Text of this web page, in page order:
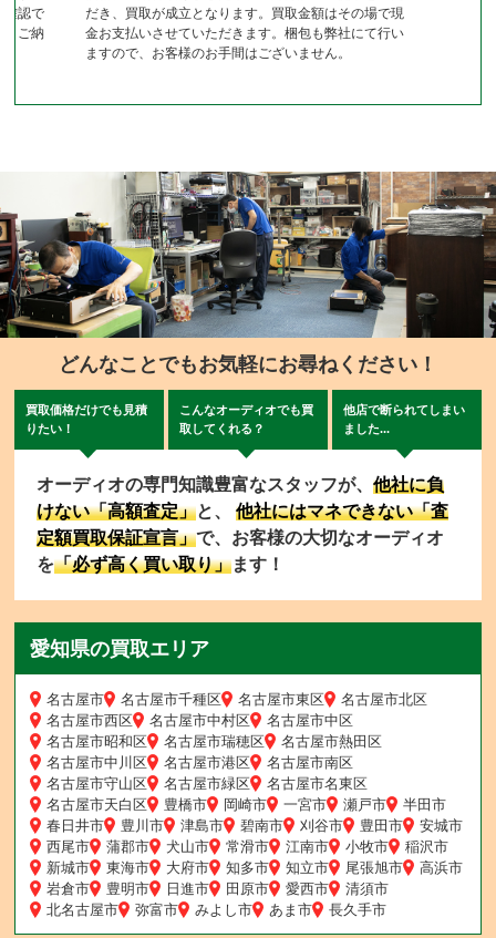
確認で
、ご納
だき、買取が成立となります。買取金額はその場で現
金お支払いさせていただきます。梱包も弊社にて行い
ますので、お客様のお手間はございません。
どんなことでもお気軽にお尋ねください！
買取価格だけでも見積
りたい！
こんなオーディオでも買
取してくれる？
他店で断られてしまい
ました...
オーディオの専門知識豊富なスタッフが、他社に負
けない「高額査定」と、
他社にはマネできない「査
定額買取保証宣言」で、お客様の大切なオーディオ
を「必ず高く買い取り」ます！
愛知県の買取エリア
名古屋市 名古屋市千種区 名古屋市東区
名古屋市北区
名古屋市西区
名古屋市中村区
名古屋市中区
名古屋市昭和区
名古屋市瑞穂区
名古屋市熱田区
名古屋市中川区
名古屋市港区
名古屋市南区
名古屋市守山区
名古屋市緑区
名古屋市名東区
名古屋市天白区
豊橋市 岡崎市 一宮市 瀬戸市
半田市
春日井市
豊川市 津島市 碧南市 刈谷市 豊田市
安城市
西尾市
蒲郡市 犬山市 常滑市 江南市 小牧市
稲沢市
新城市
東海市 大府市 知多市 知立市 尾張旭市
高浜市
岩倉市
豊明市 日進市 田原市 愛西市
清須市
北名古屋市
弥富市 みよし市 あま市 長久手市